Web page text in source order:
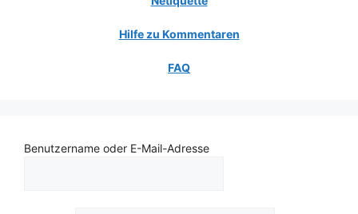
Hilfe zu Kommentaren
FAQ
Benutzername oder E-Mail-Adresse